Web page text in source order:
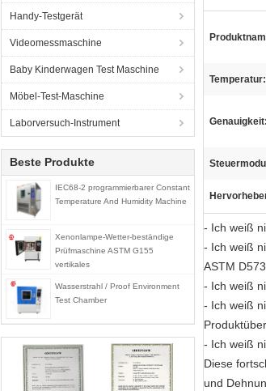
Handy-Testgerät
Videomessmaschine
Baby Kinderwagen Test Maschine
Möbel-Test-Maschine
Laborversuch-Instrument
Beste Produkte
IEC68-2 programmierbarer Constant
Temperature And Humidity Machine
Xenonlampe-Wetter-beständige
Prüfmaschine ASTM G155
vertikales
Wasserstrahl / Proof Environment
Test Chamber
Temperatur:
Genauigkeit:
- Ich weiß
- Ich weiß
ASTM
- Ich weiß
- Ich weiß
- Ich weiß
Diese
und